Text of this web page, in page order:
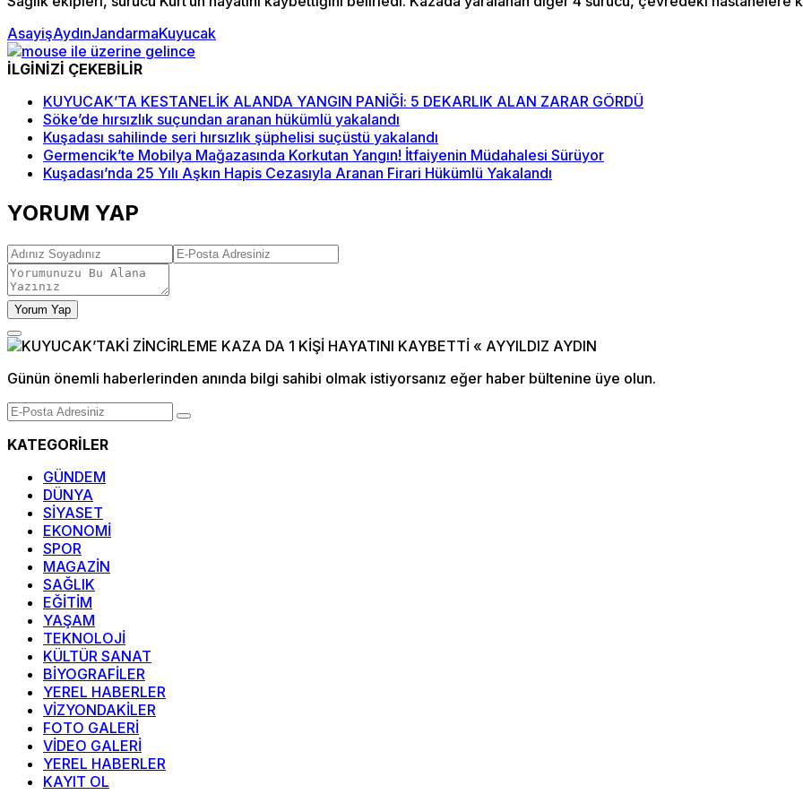
AsayişAydınJandarmaKuyucak
İLGİNİZİ ÇEKEBİLİR
KUYUCAK’TA KESTANELİK ALANDA YANGIN PANİĞİ: 5 DEKARLIK ALAN ZARAR GÖRDÜ
Söke’de hırsızlık suçundan aranan hükümlü yakalandı
Kuşadası sahilinde seri hırsızlık şüphelisi suçüstü yakalandı
Germencik’te Mobilya Mağazasında Korkutan Yangın! İtfaiyenin Müdahalesi Sürüyor
Kuşadası’nda 25 Yılı Aşkın Hapis Cezasıyla Aranan Firari Hükümlü Yakalandı
YORUM YAP
Yorum Yap
Günün önemli haberlerinden anında bilgi sahibi olmak istiyorsanız eğer haber bültenine üye olun.
KATEGORİLER
GÜNDEM
DÜNYA
SİYASET
EKONOMİ
SPOR
MAGAZİN
SAĞLIK
EĞİTİM
YAŞAM
TEKNOLOJİ
KÜLTÜR SANAT
BİYOGRAFİLER
YEREL HABERLER
VİZYONDAKİLER
FOTO GALERİ
VİDEO GALERİ
YEREL HABERLER
KAYIT OL